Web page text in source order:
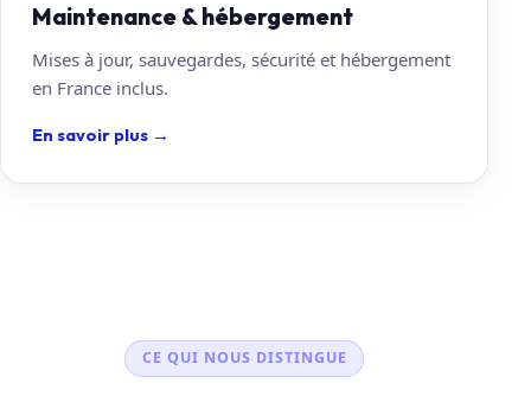
Maintenance & hébergement
Mises à jour, sauvegardes, sécurité et hébergement
en France inclus.
En savoir plus →
CE QUI NOUS DISTINGUE